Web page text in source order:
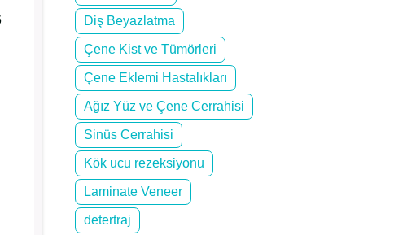
Diş Beyazlatma
Çene Kist ve Tümörleri
Çene Eklemi Hastalıkları
Ağız Yüz ve Çene Cerrahisi
Sinüs Cerrahisi
Kök ucu rezeksiyonu
Laminate Veneer
detertraj